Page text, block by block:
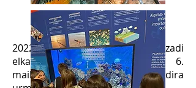
2022ko maiatzaren4an, Aranzadi
elkarteko Jon eta Ane LHko 6.
mailako ikasleekin izan dira